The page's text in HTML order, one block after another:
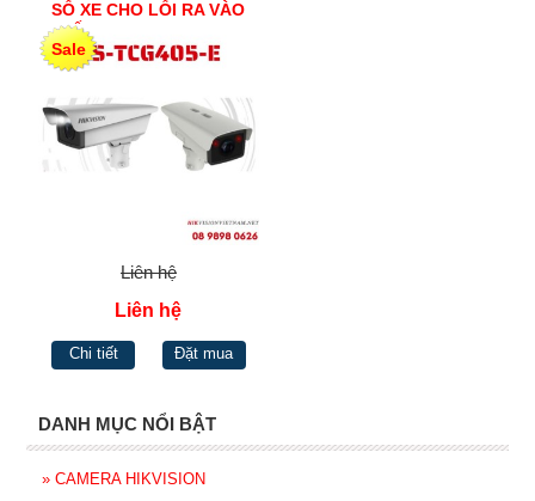
SỐ XE CHO LỐI RA VÀO
KẾT HỢP BARRIE DS-
TCG405-E
Sale
Liên hệ
Liên hệ
Chi tiết Đặt mua
DANH MỤC NỔI BẬT
» CAMERA HIKVISION